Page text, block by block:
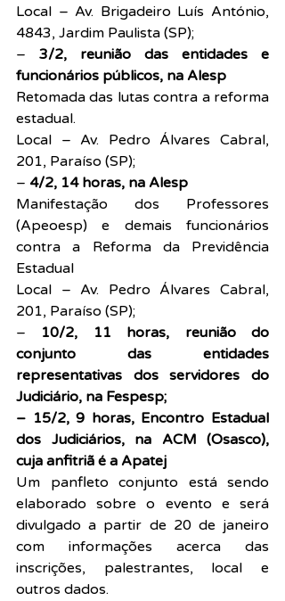
Local – Av. Brigadeiro Luís António,
4843, Jardim Paulista (SP);
– 3/2, reunião das entidades e
funcionários públicos, na Alesp
Retomada das lutas contra a reforma
estadual.
Local – Av. Pedro Álvares Cabral,
201, Paraíso (SP);
– 4/2, 14 horas, na Alesp
Manifestação dos Professores
(Apeoesp) e demais funcionários
contra a Reforma da Previdência
Estadual
Local – Av. Pedro Álvares Cabral,
201, Paraíso (SP);
– 10/2, 11 horas, reunião do
conjunto das entidades
representativas dos servidores do
Judiciário, na Fespesp;
– 15/2, 9 horas, Encontro Estadual
dos Judiciários, na ACM (Osasco),
cuja anfitriã é a Apatej
Um panfleto conjunto está sendo
elaborado sobre o evento e será
divulgado a partir de 20 de janeiro
com informações acerca das
inscrições, palestrantes, local e
outros dados.